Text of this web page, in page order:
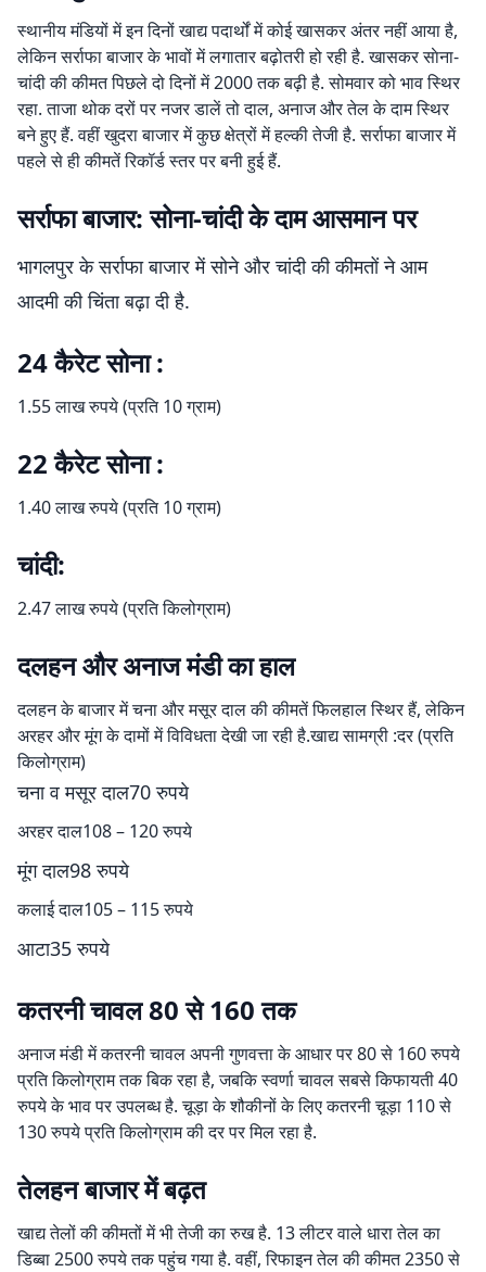
स्थानीय मंडियों में इन दिनों खाद्य पदार्थों में कोई खासकर अंतर नहीं आया है,
लेकिन सर्राफा बाजार के भावों में लगातार बढ़ोतरी हो रही है. खासकर साेना-
चांदी की कीमत पिछले दो दिनों में 2000 तक बढ़ी है. सोमवार को भाव स्थिर
रहा. ताजा थोक दरों पर नजर डालें तो दाल, अनाज और तेल के दाम स्थिर
बने हुए हैं. वहीं खुदरा बाजार में कुछ क्षेत्रों में हल्की तेजी है. सर्राफा बाजार में
पहले से ही कीमतें रिकॉर्ड स्तर पर बनी हुई हैं.
सर्राफा बाजार: सोना-चांदी के दाम आसमान पर
भागलपुर के सर्राफा बाजार में सोने और चांदी की कीमतों ने आम
आदमी की चिंता बढ़ा दी है.
24 कैरेट सोना :
1.55 लाख रुपये (प्रति 10 ग्राम)
22 कैरेट सोना :
1.40 लाख रुपये (प्रति 10 ग्राम)
चांदी:
2.47 लाख रुपये (प्रति किलोग्राम)
दलहन और अनाज मंडी का हाल
दलहन के बाजार में चना और मसूर दाल की कीमतें फिलहाल स्थिर हैं, लेकिन
अरहर और मूंग के दामों में विविधता देखी जा रही है.खाद्य सामग्री :दर (प्रति
किलोग्राम)
चना व मसूर दाल70 रुपये
अरहर दाल108 – 120 रुपये
मूंग दाल98 रुपये
कलाई दाल105 – 115 रुपये
आटा35 रुपये
कतरनी चावल 80 से 160 तक
अनाज मंडी में कतरनी चावल अपनी गुणवत्ता के आधार पर 80 से 160 रुपये
प्रति किलोग्राम तक बिक रहा है, जबकि स्वर्णा चावल सबसे किफायती 40
रुपये के भाव पर उपलब्ध है. चूड़ा के शौकीनों के लिए कतरनी चूड़ा 110 से
130 रुपये प्रति किलोग्राम की दर पर मिल रहा है.
तेलहन बाजार में बढ़त
खाद्य तेलों की कीमतों में भी तेजी का रुख है. 13 लीटर वाले धारा तेल का
डिब्बा 2500 रुपये तक पहुंच गया है. वहीं, रिफाइन तेल की कीमत 2350 से